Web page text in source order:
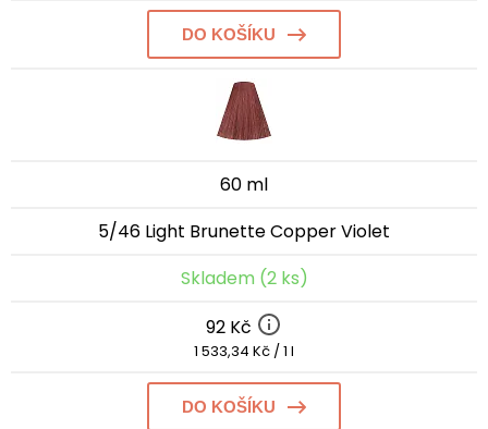
DO KOŠÍKU
60 ml
5/46 Light Brunette Copper Violet
Skladem (2 ks)
92 Kč
1 533,34 Kč / 1 l
DO KOŠÍKU